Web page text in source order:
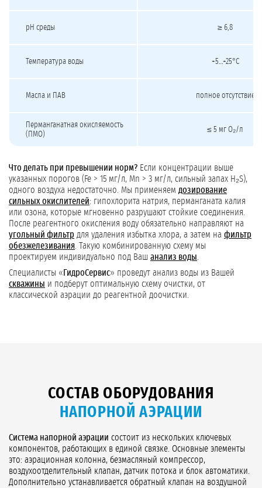
pH среды ≥ 6,8
Температура воды +5…+25°C
Масла и ПАВ полное отсутствие
Перманганатная окисляемость
(ПМО)
≤ 5 мг O₂/л
Что делать при превышении норм? Если концентрации выше
указанных порогов (Fe > 15 мг/л, Mn > 3 мг/л, сильный запах H₂S),
одного воздуха недостаточно. Мы применяем дозирование
сильных окислителей: гипохлорита натрия, перманганата калия
или озона, которые мгновенно разрушают стойкие соединения.
После реагентного окисления воду обязательно направляют на
угольный фильтр для удаления избытка хлора, а затем на фильтр
обезжелезивания . Такую комбинированную схему мы
проектируем индивидуально под Ваш анализ воды
Специалисты «ГидроСервис» проведут анализ воды из Вашей
скважины и подберут оптимальную схему очистки, от
классической аэрации до реагентной доочистки.
СОСТАВ ОБОРУДОВАНИЯ
НАПОРНОЙ АЭРАЦИИ
Система напорной аэрации состоит из нескольких ключевых
компонентов, работающих в единой связке. Основные элементы
это: аэрационная колонна, безмасляный компрессор,
воздухоотделительный клапан, датчик потока и блок автоматики.
Дополнительно устанавливается обратный клапан на воздушной